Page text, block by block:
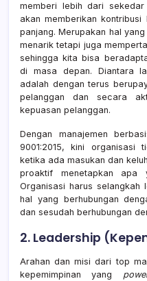
memberi lebih dari sekedar
akan memberikan
panjang. Merupakan hal
menarik tetapi juga
sehingga kita bisa
di masa depan. Diantara
adalah dengan terus
pelanggan dan secara
kepuasan pelanggan.
Dengan manajemen
9001:2015, kini organisasi
ketika ada masukan dan
proaktif menetapkan apa
Organisasi harus selangkah
hal yang berhubungan
dan sesudah berhubungan
2. Leadership
Arahan dan misi dari top
kepemimpinan yang